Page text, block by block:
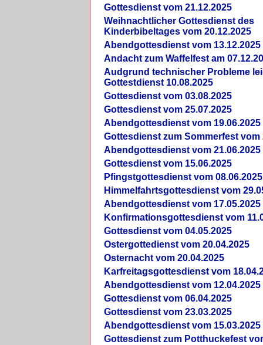
Gottesdienst vom 21.12.2025
Weihnachtlicher Gottesdienst des
Kinderbibeltages vom 20.12.2025
Abendgottesdienst vom 13.12.2025
Andacht zum Waffelfest am
Audgrund technischer Probleme
Gottestdienst 10.08.2025
Gottesdienst vom 03.08.2025
Gottesdienst vom 25.07.2025
Abendgottesdienst vom 19.06.2025
Gottesdienst zum Sommerfest vom
Abendgottesdienst vom 21.06.2025
Gottesdienst vom 15.06.2025
Pfingstgottesdienst vom 08.06.2025
Himmelfahrtsgottesdienst vom
Abendgottesdienst vom 17.05.2025
Konfirmationsgottesdienst vom
Gottesdienst vom 04.05.2025
Ostergottedienst vom 20.04.2025
Osternacht vom 20.04.2025
Karfreitagsgottesdienst vom
Abendgottesdienst vom 12.04.2025
Gottesdienst vom 06.04.2025
Gottesdienst vom 23.03.2025
Abendgottesdienst vom 15.03.2025
Gottesdienst zum Potthuckefest